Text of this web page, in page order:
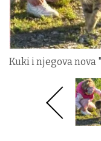
Kuki i njegova nova